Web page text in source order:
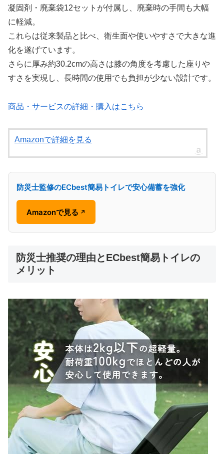
凝固剤・廃棄袋12セットが付属し、廃棄時の手間も大幅
に軽減。
これらは従来製品と比べ、衛生面や使いやすさで大きな進
化を遂げています。
さらに厚み約30.2cmの高さは膝の角度を考慮した座りや
すさを実現し、長時間の使用でも負担が少ない設計です。
商品・サービスの詳細・購入はこちら
Amazonで詳細を見る
防災士監修のECbest簡易トイレで安心備蓄を強化
Amazonで見る ↗
防災士推奨の理由とECbest簡易トイレの
メリット